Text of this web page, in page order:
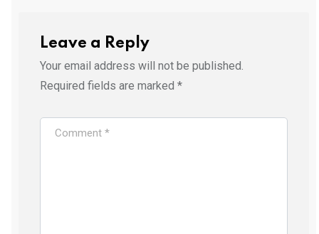
Leave a Reply
Your email address will not be published.
Required fields are marked *